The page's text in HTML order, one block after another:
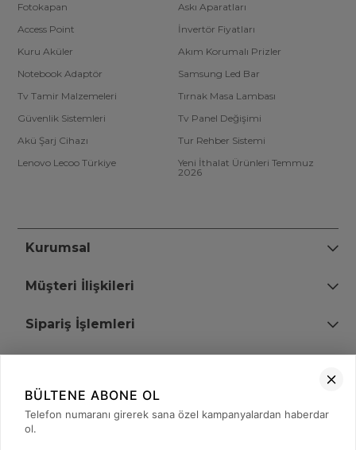
Fotokapan
Askı Aparatları
Access Point
İnvertör Fiyatları
Kuru Aküler
Akım Korumalı Prizler
Notebook Adaptör
Samsung Led Bar
Tv Tamir Malzemeleri
Tırnak Masa Lambası
Güvenlik Sistemleri
Tv Panel Değişimi
Akü Şarj Cihazı
Tur Rehber Sistemi
Lenovo Lecoo Türkiye
Yeni İthalat Ürünleri Temmuz
2026
Kurumsal
Müşteri İlişkileri
Sipariş İşlemleri
+90 (850) 473 08 08
BÜLTENE ABONE OL
Telefon numaranı girerek sana özel kampanyalardan haberdar
ol.